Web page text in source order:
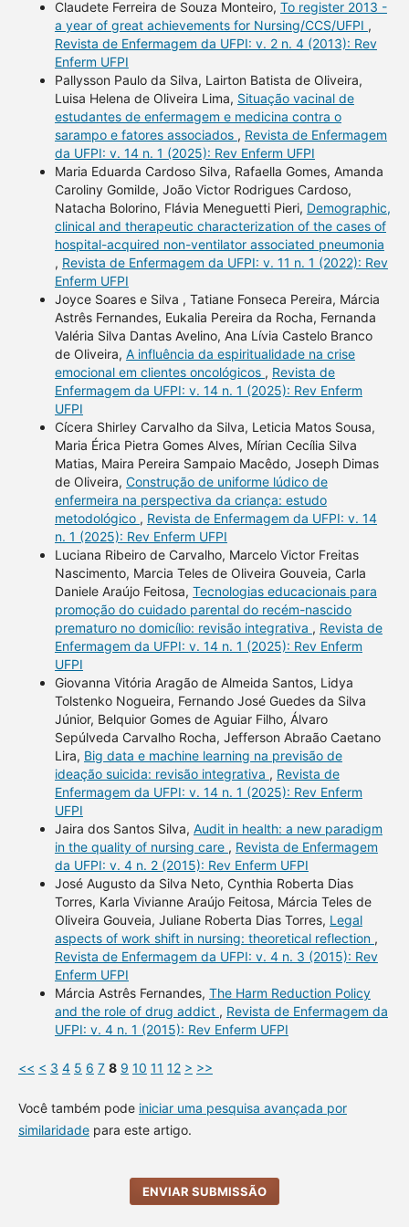
Claudete Ferreira de Souza Monteiro, To register 2013 -
a year of great achievements for Nursing/CCS/UFPI ,
Revista de Enfermagem da UFPI: v. 2 n. 4 (2013): Rev
Enferm UFPI
Pallysson Paulo da Silva, Lairton Batista de Oliveira,
Luisa Helena de Oliveira Lima, Situação vacinal de
estudantes de enfermagem e medicina contra o
sarampo e fatores associados , Revista de Enfermagem
da UFPI: v. 14 n. 1 (2025): Rev Enferm UFPI
Maria Eduarda Cardoso Silva, Rafaella Gomes, Amanda
Caroliny Gomilde, João Victor Rodrigues Cardoso,
Natacha Bolorino, Flávia Meneguetti Pieri, Demographic,
clinical and therapeutic characterization of the cases of
hospital-acquired non-ventilator associated pneumonia
, Revista de Enfermagem da UFPI: v. 11 n. 1 (2022): Rev
Enferm UFPI
Joyce Soares e Silva , Tatiane Fonseca Pereira, Márcia
Astrês Fernandes, Eukalia Pereira da Rocha, Fernanda
Valéria Silva Dantas Avelino, Ana Lívia Castelo Branco
de Oliveira, A influência da espiritualidade na crise
emocional em clientes oncológicos , Revista de
Enfermagem da UFPI: v. 14 n. 1 (2025): Rev Enferm
UFPI
Cícera Shirley Carvalho da Silva, Leticia Matos Sousa,
Maria Érica Pietra Gomes Alves, Mírian Cecília Silva
Matias, Maira Pereira Sampaio Macêdo, Joseph Dimas
de Oliveira, Construção de uniforme lúdico de
enfermeira na perspectiva da criança: estudo
metodológico , Revista de Enfermagem da UFPI: v. 14
n. 1 (2025): Rev Enferm UFPI
Luciana Ribeiro de Carvalho, Marcelo Victor Freitas
Nascimento, Marcia Teles de Oliveira Gouveia, Carla
Daniele Araújo Feitosa, Tecnologias educacionais para
promoção do cuidado parental do recém-nascido
prematuro no domicílio: revisão integrativa , Revista de
Enfermagem da UFPI: v. 14 n. 1 (2025): Rev Enferm
UFPI
Giovanna Vitória Aragão de Almeida Santos, Lidya
Tolstenko Nogueira, Fernando José Guedes da Silva
Júnior, Belquior Gomes de Aguiar Filho, Álvaro
Sepúlveda Carvalho Rocha, Jefferson Abraão Caetano
Lira, Big data e machine learning na previsão de
ideação suicida: revisão integrativa , Revista de
Enfermagem da UFPI: v. 14 n. 1 (2025): Rev Enferm
UFPI
Jaira dos Santos Silva, Audit in health: a new paradigm
in the quality of nursing care , Revista de Enfermagem
da UFPI: v. 4 n. 2 (2015): Rev Enferm UFPI
José Augusto da Silva Neto, Cynthia Roberta Dias
Torres, Karla Vivianne Araújo Feitosa, Márcia Teles de
Oliveira Gouveia, Juliane Roberta Dias Torres, Legal
aspects of work shift in nursing: theoretical reflection ,
Revista de Enfermagem da UFPI: v. 4 n. 3 (2015): Rev
Enferm UFPI
Márcia Astrês Fernandes, The Harm Reduction Policy
and the role of drug addict , Revista de Enfermagem da
UFPI: v. 4 n. 1 (2015): Rev Enferm UFPI
<< < 3 4 5 6 7 8 9 10 11 12 > >>
Você também pode iniciar uma pesquisa avançada por
similaridadepara este artigo.
ENVIAR SUBMISSÃO